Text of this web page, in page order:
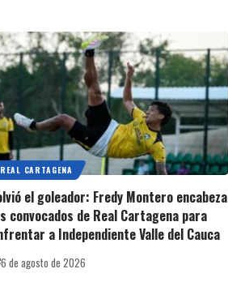
REAL CARTAGENA
el goleador: Fredy Montero encabeza
convocados de Real Cartagena para
a Independiente Valle del Cauca
6 de agosto de 2026